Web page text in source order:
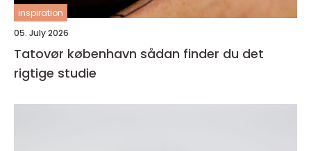
inspiration
05. July 2026
Tatovør københavn sådan finder du det
rigtige studie